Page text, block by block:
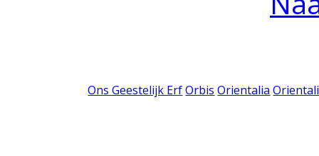
Ons Geestelijk Erf Orbis Orientalia